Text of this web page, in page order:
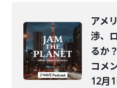
アメ
渉、
るか
コメ
12月